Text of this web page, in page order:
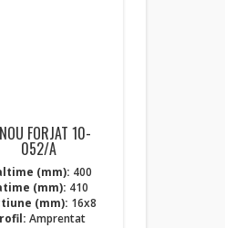
FORJAT 10-
052/A
(mm): 400
(mm): 410
(mm): 16x8
Amprentat